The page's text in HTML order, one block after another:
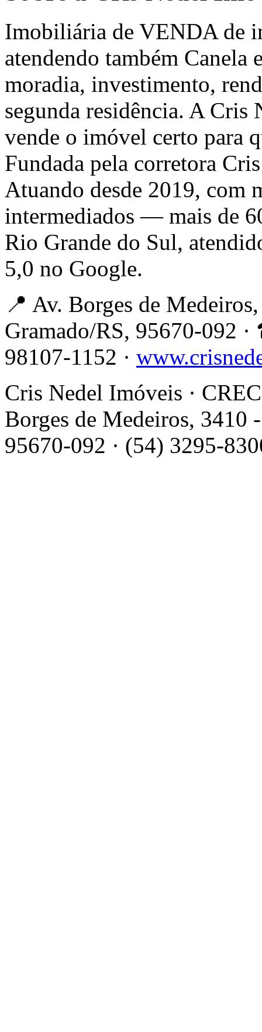
Imobiliária de VENDA de
atendendo também Canela
moradia, investimento,
segunda residência. A
vende o imóvel certo para
Fundada pela corretora
Atuando desde 2019, com
intermediados — mais de
Rio Grande do Sul,
5,0 no Google.
📍 Av. Borges de
Gramado/RS, 95670-092
98107-1152 ·
Cris Nedel Imóveis ·
Borges de Medeiros, 3410
95670-092 · (54) 3295-